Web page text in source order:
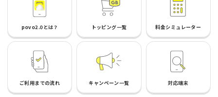
povo2.0とは？ トッピング一覧 料金シミュレーター
ご利用までの流れ キャンペーン一覧 対応端末